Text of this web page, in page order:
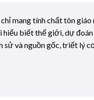
mang tính chất tôn
hiểu biết thế giới, dự
sử và nguồn gốc, triết lý